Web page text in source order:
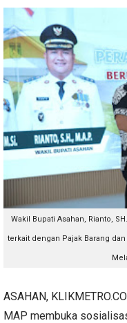
Wakil Bupati Asahan, Rianto,
terkait dengan Pajak Barang
ASAHAN,
MAP membuka